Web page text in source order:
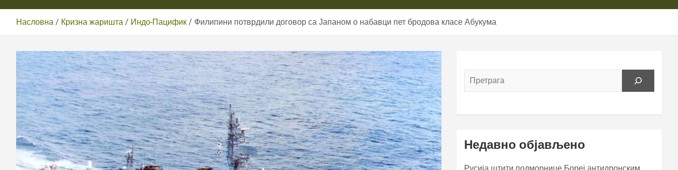
Насловна Кризна жаришта Индо-Пацифик Филипини потврдили договор са Јапаном о набавци пет бродова класе Абукума
Недавно објављено